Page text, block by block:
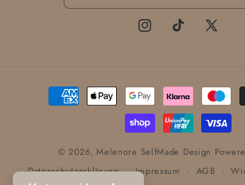
InstagramTikTok
X
Zahlungsmethoden
© 2026,Melenore SelfMade Design
Datenschutzerklärung
Impressum AGB